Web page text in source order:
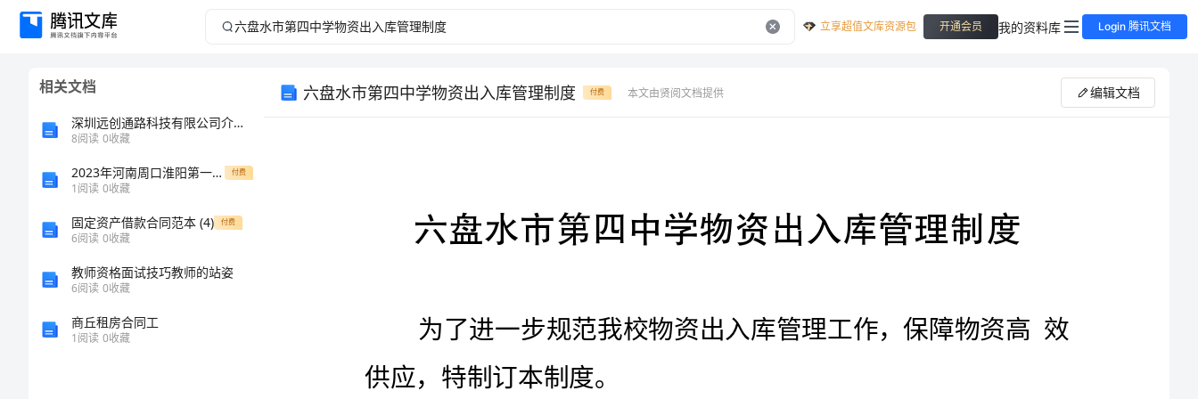
六
立享超值文库资源包 开通会员 我的资料库 Login 腾讯文档
相关文档
深圳远创通路科技有限公司介绍企业发展分析报告
8阅读 0收藏
2023年河南周口淮阳第一高级中学数学人教版七年级下册不等式与不等式组同步练习练习题（解析版） 付费
1阅读 0收藏
固定资产借款合同范本 (4) 付费
6阅读 0收藏
教师资格面试技巧教师的站姿
6阅读 0收藏
商丘租房合同工
1阅读 0收藏
六盘水市第四中学物资出入库管理制度 付费 本文由贤阅文档提供 编辑文档